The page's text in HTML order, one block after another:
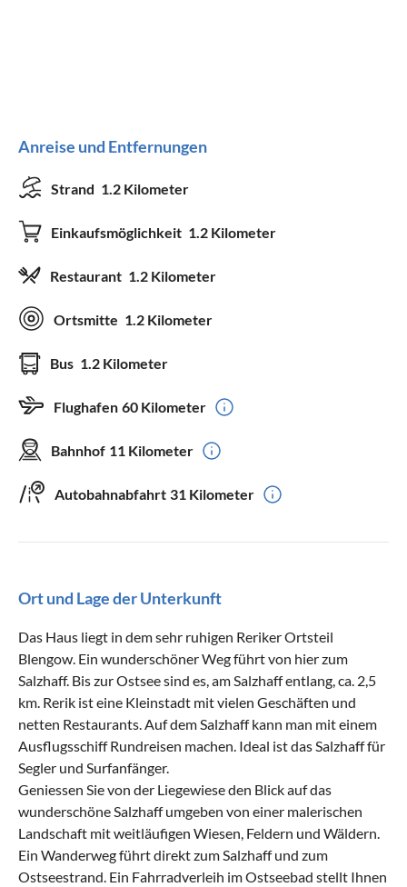
Anreise und Entfernungen
Strand 1.2 Kilometer
Einkaufsmöglichkeit 1.2 Kilometer
Restaurant 1.2 Kilometer
Ortsmitte 1.2 Kilometer
Bus 1.2 Kilometer
Flughafen 60 Kilometer
Bahnhof 11 Kilometer
Autobahnabfahrt 31 Kilometer
Ort und Lage der Unterkunft
Das Haus liegt in dem sehr ruhigen Reriker Ortsteil
Blengow. Ein wunderschöner Weg führt von hier zum
Salzhaff. Bis zur Ostsee sind es, am Salzhaff entlang, ca. 2,5
km. Rerik ist eine Kleinstadt mit vielen Geschäften und
netten Restaurants. Auf dem Salzhaff kann man mit einem
Ausflugsschiff Rundreisen machen. Ideal ist das Salzhaff für
Segler und Surfanfänger.
Geniessen Sie von der Liegewiese den Blick auf das
wunderschöne Salzhaff umgeben von einer malerischen
Landschaft mit weitläufigen Wiesen, Feldern und Wäldern.
Ein Wanderweg führt direkt zum Salzhaff und zum
Ostseestrand. Ein Fahrradverleih im Ostseebad stellt Ihnen